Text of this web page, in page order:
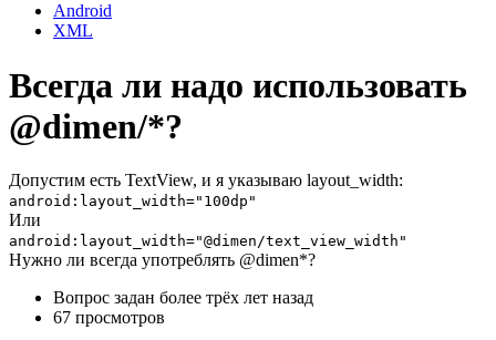
Android
XML
Всегда ли надо использовать
@dimen/*?
Допустим есть TextView, и я указываю layout_width:
android:layout_width="100dp"
Или
android:layout_width="@dimen/text_view_width"
Нужно ли всегда употреблять @dimen*?
Вопрос задан более трёх лет назад
67 просмотров